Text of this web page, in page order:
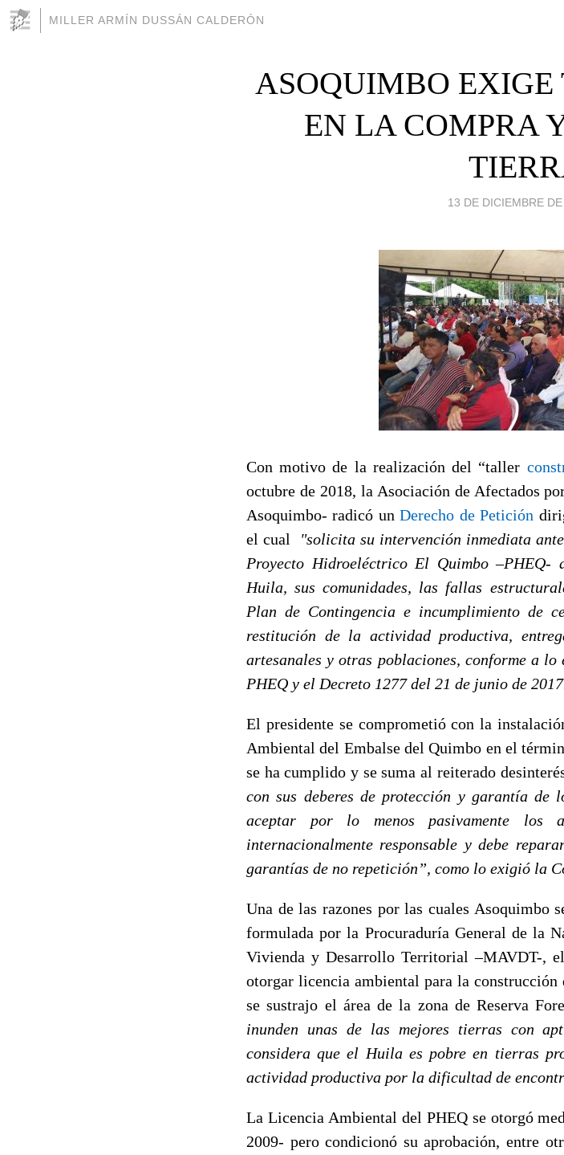
MILLER ARMÍN DUSSÁN CALDERÓN
ASOQUIMBO EXIGE
EN LA COMPRA
13 DE DICIEMBRE
Con motivo de la realización del “taller
octubre de 2018, la Asociación de Afectados
Asoquimbo- radicó unDerecho de Petición
el cual "solicita su intervención inmediata
Proyecto Hidroeléctrico El Quimbo
Huila, sus comunidades, las fallas
Plan de Contingencia e incumplimiento de
restitución de la actividad productiva,
artesanales y otras poblaciones, conforme a
PHEQ y el Decreto 1277 del 21 de junio de
El presidente se comprometió con la
Ambiental del Embalse del Quimbo en el
se ha cumplido y se suma al reiterado
con sus deberes de protección y garantía de
aceptar por lo menos pasivamente los
internacionalmente responsable y debe
garantías de no repetición”, como lo exigió la
Una de las razones por las cuales Asoquimbo
formulada por la Procuraduría General de la
Vivienda y Desarrollo Territorial –MAVDT-,
otorgar licencia ambiental para la
se sustrajo el área de la zona de Reserva
inunden unas de las mejores tierras con
considera que el Huila es pobre en tierras
actividad productiva por la dificultad de
La Licencia Ambiental del PHEQ se otorgó
2009- pero condicionó su aprobación, entre